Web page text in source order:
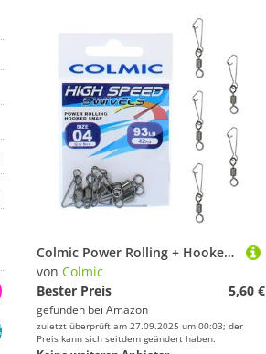
Colmic Power Rolling + Hooked Snap – Wirbel mit Karabinerhaken aus Edelstahl – 10 Größen erhältlich – hoher Halt, reibungslose Rotation und Schnellverschluss – 5 Stück (14)
von Colmic
Bester Preis
5,60 €
gefunden bei Amazon
zuletzt überprüft am 27.09.2025 um 00:03; der
Preis kann sich seitdem geändert haben.